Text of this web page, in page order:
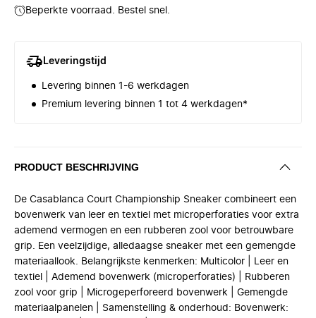
Beperkte voorraad. Bestel snel.
Leveringstijd
Levering binnen 1-6 werkdagen
Premium levering binnen 1 tot 4 werkdagen*
PRODUCT BESCHRIJVING
De Casablanca Court Championship Sneaker combineert een
bovenwerk van leer en textiel met microperforaties voor extra
ademend vermogen en een rubberen zool voor betrouwbare
grip. Een veelzijdige, alledaagse sneaker met een gemengde
materiaallook. Belangrijkste kenmerken: Multicolor | Leer en
textiel | Ademend bovenwerk (microperforaties) | Rubberen
zool voor grip | Microgeperforeerd bovenwerk | Gemengde
materiaalpanelen | Samenstelling & onderhoud: Bovenwerk: